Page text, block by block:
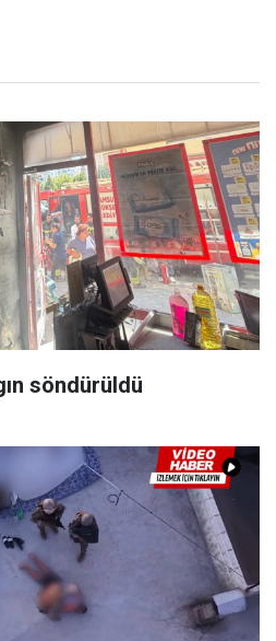
söndürüldü